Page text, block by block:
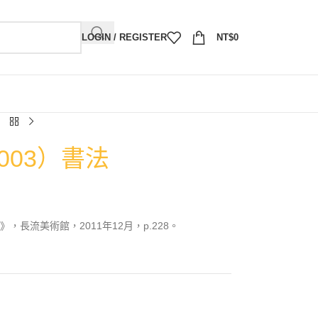
LOGIN / REGISTER NT$0
）書法
，長流美術館，2011年12月，p.228。